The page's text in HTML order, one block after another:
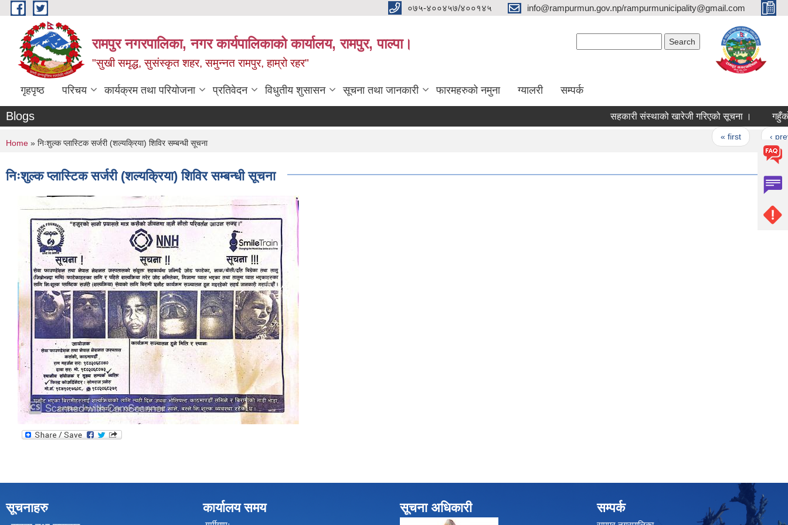
Skip to main content ०७५-४००४५७/४००१४५ info@rampurmun.gov.np/rampurmunicipality@gmail.com
रामपुर नगरपालिका, नगर कार्यपालिकाको कार्यालय, रामपुर, पाल्पा।
"सुखी समृद्ध, सुसंस्कृत शहर, समुन्नत रामपुर, हाम्रो रहर"
गृहपृष्ठ परिचय कार्यक्रम तथा परियोजना प्रतिवेदन विधुतीय शुसासन सूचना तथा जानकारी फारमहरुको नमुना ग्यालरी सम्पर्क
Blogs सहकारी संस्थाको खारेजी गरिएको सूचना । गहुँको
« first ‹
You are here
Home » निःशुल्क प्लास्टिक सर्जरी (शल्यक्रिया) शिविर सम्बन्धी सूचना
निःशुल्क प्लास्टिक सर्जरी (शल्यक्रिया) शिविर सम्बन्धी सूचना
सूचनाहरु कार्यालय समय सूचना अधिकारी सम्पर्क